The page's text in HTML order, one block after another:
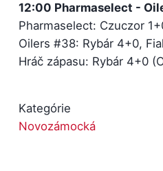
12:00 Pharmaselect -
Pharmaselect: Czuczor
Oilers #38: Rybár 4+0,
Hráč zápasu: Rybár 4+0
Kategórie
Novozámocká